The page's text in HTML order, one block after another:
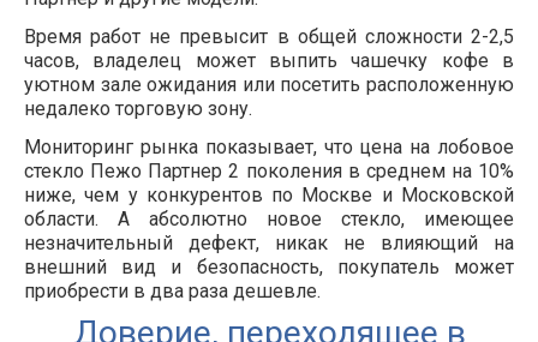
Время работ не превысит в общей сложности 2-2,5
часов, владелец может выпить чашечку кофе в
уютном зале ожидания или посетить расположенную
недалеко торговую зону.
Мониторинг рынка показывает, что цена на лобовое
стекло Пежо Партнер 2 поколения в среднем на 10%
ниже, чем у конкурентов по Москве и Московской
области. А абсолютно новое стекло, имеющее
незначительный дефект, никак не влияющий на
внешний вид и безопасность, покупатель может
приобрести в два раза дешевле.
Доверие, переходящее в